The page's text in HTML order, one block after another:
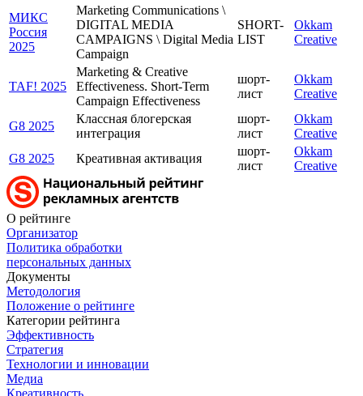
МИКС
Россия
2025
Marketing Communications \
DIGITAL MEDIA
CAMPAIGNS \ Digital Media
Campaign
SHORT-
LIST
Okkam
Creative
TAF! 2025
Marketing & Creative
Effectiveness. Short-Term
Campaign Effectiveness
шорт-
лист
Okkam
Creative
G8 2025
Классная блогерская
интеграция
шорт-
лист
Okkam
Creative
G8 2025
Креативная активация
шорт-
лист
Okkam
Creative
О рейтинге
Организатор
Политика обработки
персональных данных
Документы
Методология
Положение о рейтинге
Категории рейтинга
Эффективность
Стратегия
Технологии и инновации
Медиа
Креативность